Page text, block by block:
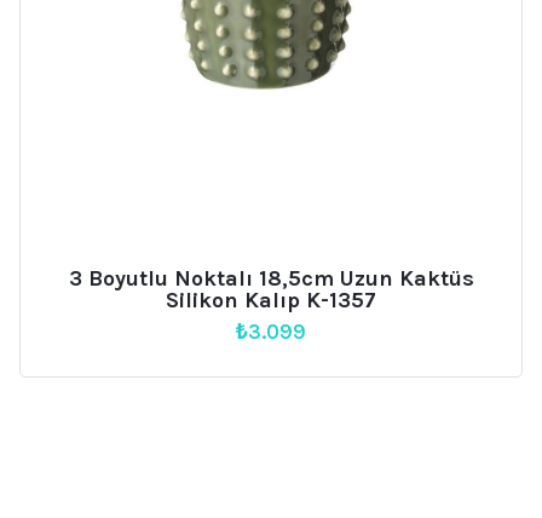
3 Boyutlu Noktalı 18,5cm Uzun Kaktüs
Silikon Kalıp K-1357
₺3.099